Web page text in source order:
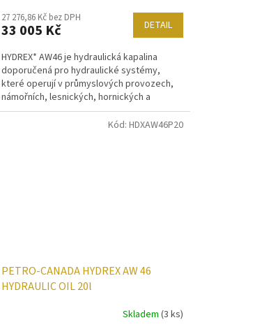
27 276,86 Kč bez DPH
33 005 Kč DETAIL
HYDREX* AW46 je hydraulická kapalina
doporučená pro hydraulické systémy,
které operují v průmyslových provozech,
námořních, lesnických, hornických a
mobilních strojích. DIN...
PETRO-CANADA HYDREX AW 46
HYDRAULIC OIL 20l
Skladem (3 ks)
Kód: HDXAW46P20